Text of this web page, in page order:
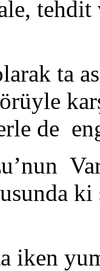
ta
de
iken